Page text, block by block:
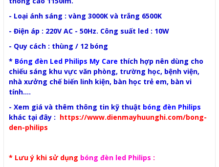
- Loại ánh sáng : vàng 3000K và trắng 6500K
- Điện áp : 220V AC - 50Hz. Công suất led : 10W
- Quy cách : thùng / 12 bóng
* Bóng đèn Led Philips My Care thích hợp nên dùng cho
chiếu sáng khu vực văn phòng, trường học, bệnh viện,
nhà xưởng chế biến linh kiện, bàn học trẻ em, bàn vi
tính....
- Xem giá và thêm thông tin kỹ thuật bóng đèn Philips
khác tại đây : https://www.dienmayhuunghi.com/bong-
den-philips
* Lưu ý khi sử dụng bóng đèn led Philips :